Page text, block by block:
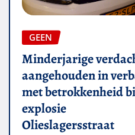
GEEN
Minderjarige
aangehouden in
met betrokkenheid
explosie
Olieslagersstraat